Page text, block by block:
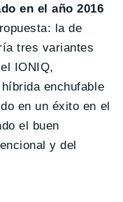
en el año 2016
la de
tres variantes
IONIQ,
enchufable
en un éxito en el
el buen
y del